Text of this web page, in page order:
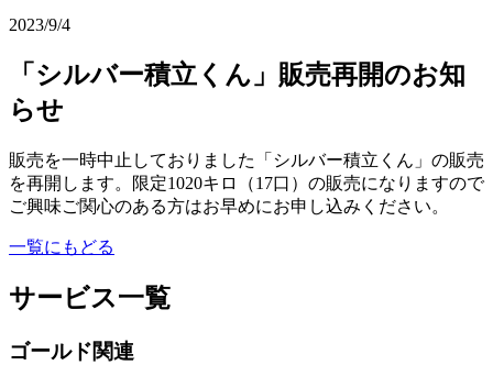
2023/9/4
「シルバー積立くん」販売再開のお知
らせ
販売を一時中止しておりました「シルバー積立くん」の販売
を再開します。限定1020キロ（17口）の販売になりますので
ご興味ご関心のある方はお早めにお申し込みください。
一覧にもどる
サービス一覧
ゴールド関連